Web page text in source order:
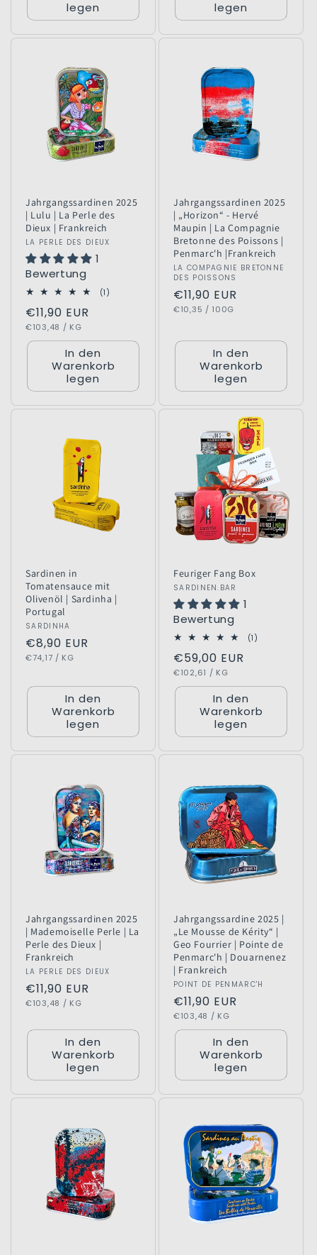
legen
legen
Jahrgangssardinen 2025
| Lulu | La Perle des
Dieux | Frankreich
Anbieter:
LA PERLE DES DIEUX
1
Bewertung
(1)
Normaler
Preis
€11,90 EUR
GRUNDPREIS
€103,48 / PRO
KG
In den
Warenkorb
legen
Jahrgangssardinen 2025
| „Horizon“ - Hervé
Maupin | La Compagnie
Bretonne des Poissons |
Penmarc'h |Frankreich
Anbieter:
LA COMPAGNIE BRETONNE
DES POISSONS
Normaler
Preis
€11,90 EUR
GRUNDPREIS
€10,35 / PRO
100G
In den
Warenkorb
legen
Sardinen in
Tomatensauce mit
Olivenöl | Sardinha |
Portugal
Anbieter:
SARDINHA
Normaler
Preis
€8,90 EUR
GRUNDPREIS
€74,17 / PRO
KG
In den
Warenkorb
legen
Feuriger Fang Box
Anbieter:
SARDINEN.BAR
1
Bewertung
(1)
Normaler
Preis
€59,00 EUR
GRUNDPREIS
€102,61 / PRO
KG
In den
Warenkorb
legen
Jahrgangssardinen 2025
| Mademoiselle Perle | La
Perle des Dieux |
Frankreich
Anbieter:
LA PERLE DES DIEUX
Normaler
Preis
€11,90 EUR
GRUNDPREIS
€103,48 / PRO
KG
In den
Warenkorb
legen
Jahrgangssardine 2025 |
„Le Mousse de Kérity“ |
Geo Fourrier | Pointe de
Penmarc'h | Douarnenez
| Frankreich
Anbieter:
POINT DE PENMARC'H
Normaler
Preis
€11,90 EUR
GRUNDPREIS
€103,48 / PRO
KG
In den
Warenkorb
legen